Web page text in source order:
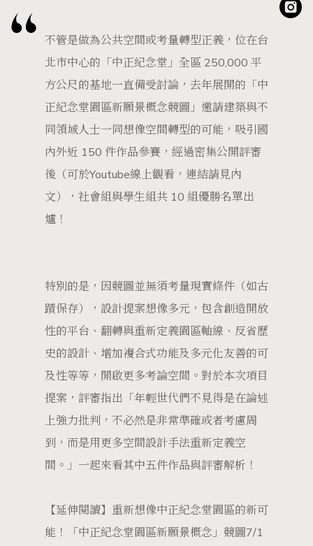
不管是做為公共空間或考量轉型正義，位在台
北市中心的「中正紀念堂」全區 250,000 平
方公尺的基地一直備受討論，去年展開的「中
正紀念堂園區新願景概念競圖」邀請建築與不
同領域人士一同想像空間轉型的可能，吸引國
內外近 150 件作品參賽，經過密集公開評審
後（可於Youtube線上觀看，連結請見內
文），社會組與學生組共 10 組優勝名單出
爐！
特別的是，因競圖並無須考量現實條件（如古
蹟保存），設計提案想像多元，包含創造開放
性的平台、翻轉與重新定義園區軸線、反省歷
史的設計、增加複合式功能及多元化友善的可
及性等等，開啟更多考論空間。對於本次項目
提案，評審指出「年輕世代們不見得是在論述
上強力批判，不必然是非常準確或者考慮周
到，而是用更多空間設計手法重新定義空
間。」一起來看其中五件作品與評審解析！
【延伸閱讀】重新想像中正紀念堂園區的新可
能！「中正紀念堂園區新願景概念」競圖7/1